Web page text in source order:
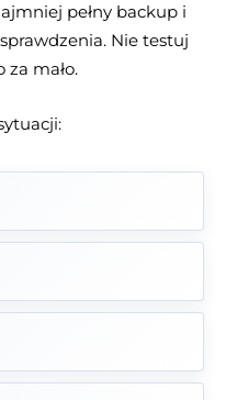
pełny backup i
Nie testuj
mało.